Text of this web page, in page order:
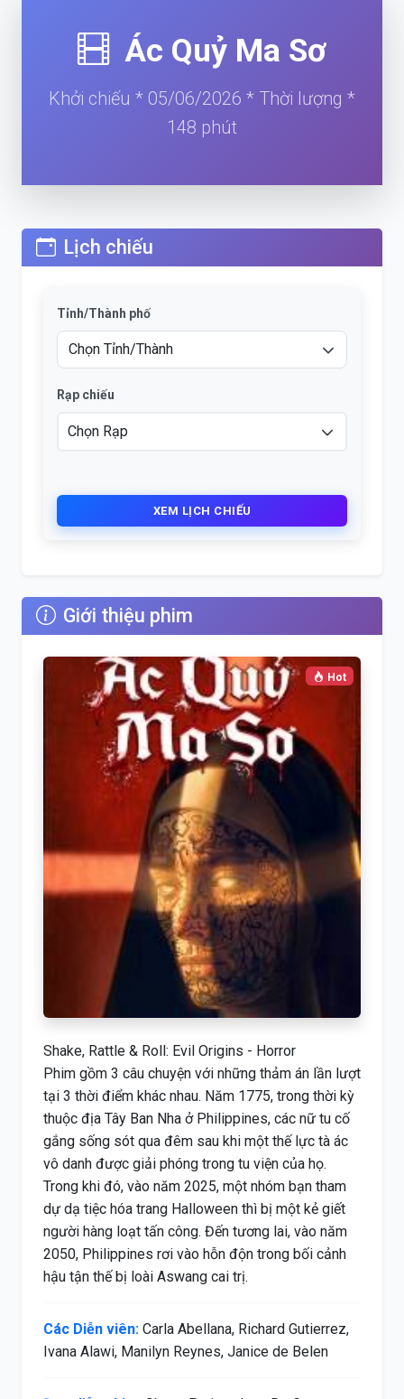
Ác Quỷ Ma Sơ
Khởi chiếu * 05/06/2026 * Thời lượng *
148 phút
Lịch chiếu
Tỉnh/Thành phố
Rạp chiếu
XEM LỊCH CHIẾU
Giới thiệu phim
Hot
Shake, Rattle & Roll: Evil Origins - Horror
Phim gồm 3 câu chuyện với những thảm án lần lượt
tại 3 thời điểm khác nhau. Năm 1775, trong thời kỳ
thuộc địa Tây Ban Nha ở Philippines, các nữ tu cố
gắng sống sót qua đêm sau khi một thế lực tà ác
vô danh được giải phóng trong tu viện của họ.
Trong khi đó, vào năm 2025, một nhóm bạn tham
dự dạ tiệc hóa trang Halloween thì bị một kẻ giết
người hàng loạt tấn công. Đến tương lai, vào năm
2050, Philippines rơi vào hỗn độn trong bối cảnh
hậu tận thế bị loài Aswang cai trị.
Các Diễn viên: Carla Abellana, Richard Gutierrez,
Ivana Alawi, Manilyn Reynes, Janice de Belen